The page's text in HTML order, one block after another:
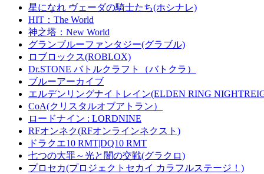
星になれ ヴェーダの騎士たち(ホシナレ)
HIT：The World
神之塔：New World
グランブルーファンタジー(グラブル)
ロブロックス(ROBLOX)
Dr.STONE バトルクラフト（バトクラ）
ブルーアーカイブ
エルデンリングナイトレイン(ELDEN RING
CoA(クリスタルオブアトラン）
ロードナイン : LORDNINE
RFオンネク(RFオンラインネクスト)
ドラクエ10 RMT|DQ10 RMT
七つの大罪～光と闇の交戦(グラクロ)
プロセカ(プロジェクトセカイ カラフルステージ！)